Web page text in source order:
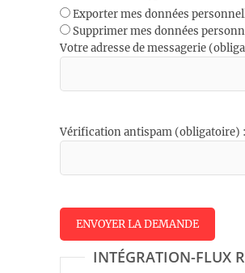
Exporter mes données
Supprimer mes données
Votre adresse de messagerie
Vérification antispam (obligatoire) :
INTÉGRATION-FLUX